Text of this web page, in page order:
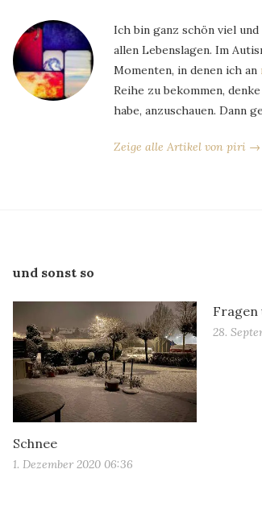
Ich bin ganz schön viel
allen Lebenslagen. Im
Momenten, in denen ich an
Reihe zu bekommen,
habe, anzuschauen. Dann
Zeige alle Artikel von piri →
und sonst so
Schnee
1. Dezember 2020 06:36
Fragen
28.